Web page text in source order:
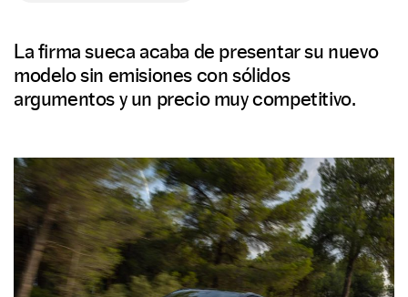
La firma sueca acaba de presentar su nuevo
modelo sin emisiones con sólidos
argumentos y un precio muy competitivo.